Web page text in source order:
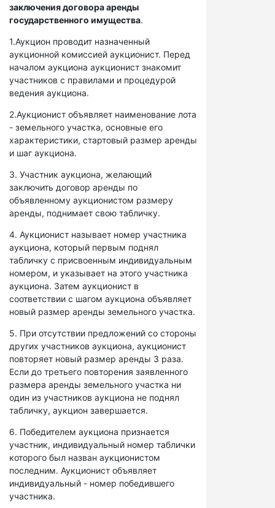
заключения договора аренды
государственного имущества.
1.Аукцион проводит назначенный
аукционной комиссией аукционист. Перед
началом аукциона аукционист знакомит
участников с правилами и процедурой
ведения аукциона.
2.Аукционист объявляет наименование лота
- земельного участка, основные его
характеристики, стартовый размер аренды
и шаг аукциона.
3. Участник аукциона, желающий
заключить договор аренды по
объявленному аукционистом размеру
аренды, поднимает свою табличку.
4. Аукционист называет номер участника
аукциона, который первым поднял
табличку с присвоенным индивидуальным
номером, и указывает на этого участника
аукциона. Затем аукционист в
соответствии с шагом аукциона объявляет
новый размер аренды земельного участка.
5. При отсутствии предложений со стороны
других участников аукциона, аукционист
повторяет новый размер аренды 3 раза.
Если до третьего повторения заявленного
размера аренды земельного участка ни
один из участников аукциона не поднял
табличку, аукцион завершается.
6. Победителем аукциона признается
участник, индивидуальный номер таблички
которого был назван аукционистом
последним. Аукционист объявляет
индивидуальный - номер победившего
участника.